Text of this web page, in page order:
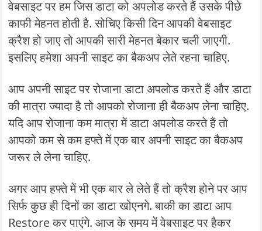
वेबसाइट पर हम जिस डाटा को अपलोड करते हैं उसके पीछे
काफी मेहनत होती है. सोचिए किसी दिन आपकी वेबसाइट
क्रैश हो जाए तो आपकी सारी मेहनत बेकार चली जाएगी.
इसलिए हमेशा अपनी साइट का बैकअप लेते रहना चाहिए.
आप अपनी साइट पर रोजाना डाटा अपलोड करते हैं और डाटा
की मात्रा ज्यादा है तो आपको रोजाना ही बैकअप लेना चाहिए.
यदि आप रोजाना कम मात्रा में डाटा अपलोड करते हैं तो
आपको कम से कम हफ्ते में एक बार अपनी साइट का बैकअप
जरूर ले लेना चाहिए.
अगर आप हफ्ते में भी एक बार ले लेते हैं तो क्रैश होने पर आप
सिर्फ कुछ ही दिनों का डाटा खोएनगे. बाकी का डाटा आप
Restore कर पाएंगे. आज के समय में वेबसाइट पर हैकर